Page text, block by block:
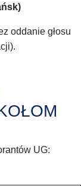
oddanie głosu
UG: